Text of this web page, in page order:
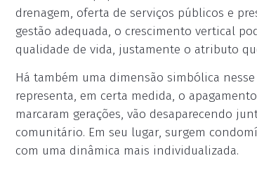
drenagem, oferta de serviços públicos e
gestão adequada, o crescimento vertical
qualidade de vida, justamente o atributo
Há também uma dimensão simbólica
representa, em certa medida, o
marcaram gerações, vão desaparecendo
comunitário. Em seu lugar, surgem
com uma dinâmica mais individualizada.